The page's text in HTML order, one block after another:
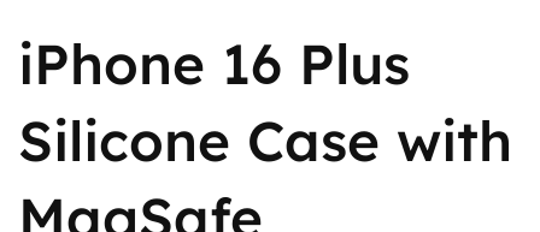
iPhone 16 Plus
Silicone Case with
MagSafe